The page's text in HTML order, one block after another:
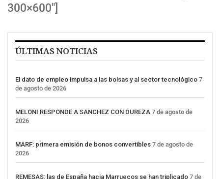
300×600″]
ÚLTIMAS NOTICIAS
El dato de empleo impulsa a las bolsas y al sector tecnológico 7
de agosto de 2026
MELONI RESPONDE A SANCHEZ CON DUREZA 7 de agosto de
2026
MARF: primera emisión de bonos convertibles 7 de agosto de
2026
REMESAS: las de España hacia Marruecos se han triplicado 7 de